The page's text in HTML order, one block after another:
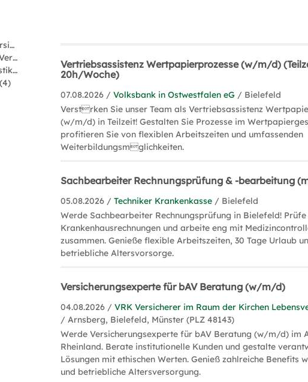
Sachbearbeiter Finanzen und Versicherungen (12)
Finanz- und Vermögensberater, Versicherungsvermittler (11)
Versicherungsmathematik, Statistik, Underwriting (5)
Vertriebsassistenz Wertpapierprozesse (w/m/d)
20h/Woche)
07.08.2026 /Volksbank in Ostwestfalen eG / Bielefeld
Verstrken Sie unser Team als Vertriebsassistenz
(w/m/d) in Teilzeit! Gestalten Sie Prozesse im
profitieren Sie von flexiblen Arbeitszeiten und umfassenden
Weiterbildungsmglichkeiten.
Sachbearbeiter Rechnungsprüfung & -bearbeitung
05.08.2026 /Techniker Krankenkasse / Bielefeld
Werde Sachbearbeiter Rechnungsprüfung in Bielefeld! Prüfe
Krankenhausrechnungen und arbeite eng mit
zusammen. Genieße flexible Arbeitszeiten, 30 Tage Urlaub
betriebliche Altersvorsorge.
Versicherungsexperte für bAV Beratung (w/m/d)
04.08.2026 /VRK Versicherer im Raum der Kirchen
/ Arnsberg, Bielefeld, Münster (PLZ 48143)
Werde Versicherungsexperte für bAV Beratung (w/m/d) im
Rheinland. Berate institutionelle Kunden und gestalte
Lösungen mit ethischen Werten. Genieß zahlreiche Benefits
und betriebliche Altersversorgung.